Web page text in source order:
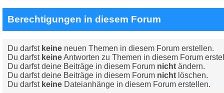
Berechtigungen in diesem Forum
Du darfst keine neuen Themen in diesem Forum erstellen.
Du darfst keineAntworten zu Themen in diesem Forum
Du darfst deine Beiträge in diesem Forum nicht ändern.
Du darfst deine Beiträge in diesem Forum nicht löschen.
Du darfst keine Dateianhänge in diesem Forum erstellen.